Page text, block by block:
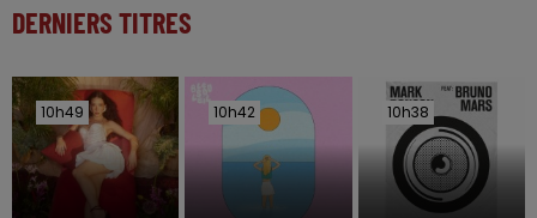
DERNIERS TITRES
10h49
10h49 10h42
10h42 10h38
10h38